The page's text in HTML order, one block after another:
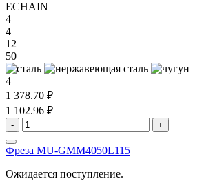
ECHAIN
4
4
12
50
4
1 378.70 ₽
1 102.96 ₽
- +
Фреза MU-GMM4050L115
Ожидается поступление.